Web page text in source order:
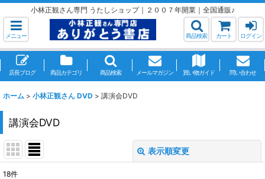
小林正観さん専門 うたしショップ｜２００７年開業｜全国通販♪
メニュー 商品検索 カート ログイン
店長ブログ 商品カテゴリ 商品検索 メールマガジン 買い物ガイド 問い合わせ
ホーム > 小林正観さん DVD > 講演会DVD
講演会DVD
表示順変更
18件